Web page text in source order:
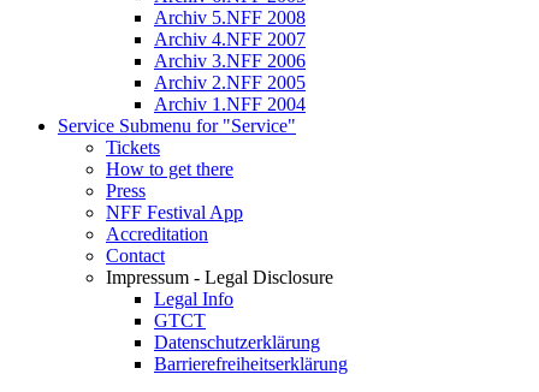
Archiv 5.NFF 2008
Archiv 4.NFF 2007
Archiv 3.NFF 2006
Archiv 2.NFF 2005
Archiv 1.NFF 2004
Service Submenu for "Service"
Tickets
How to get there
Press
NFF Festival App
Accreditation
Contact
Impressum - Legal Disclosure
Legal Info
GTCT
Datenschutzerklärung
Barrierefreiheitserklärung